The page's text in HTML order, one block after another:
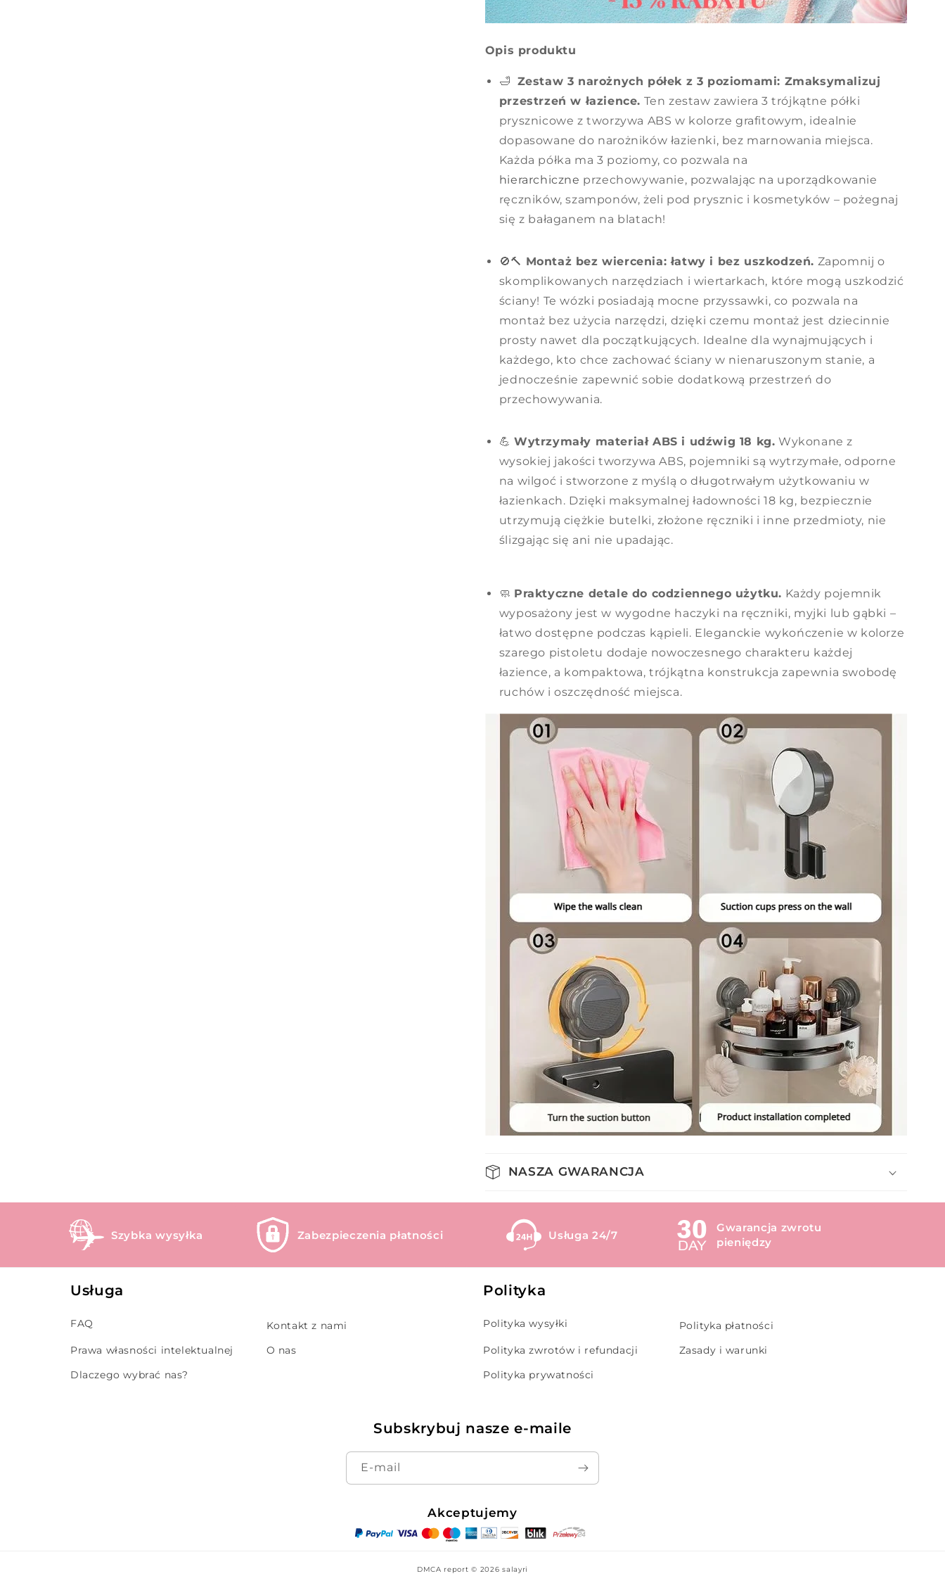
Opis produktu
🛁 Zestaw 3 narożnych półek z 3 poziomami: Zmaksymalizuj
przestrzeń w łazience. Ten zestaw zawiera 3 trójkątne półki
prysznicowe z tworzywa ABS w kolorze grafitowym, idealnie
dopasowane do narożników łazienki, bez marnowania miejsca.
Każda półka ma 3 poziomy, co pozwala na
hierarchiczne przechowywanie, pozwalając na uporządkowanie
ręczników, szamponów, żeli pod prysznic i kosmetyków – pożegnaj
się z bałaganem na blatach!
🚫🔨 Montaż bez wiercenia: łatwy i bez uszkodzeń. Zapomnij o
skomplikowanych narzędziach i wiertarkach, które mogą uszkodzić
ściany! Te wózki posiadają mocne przyssawki, co pozwala na
montaż bez użycia narzędzi, dzięki czemu montaż jest dziecinnie
prosty nawet dla początkujących. Idealne dla wynajmujących i
każdego, kto chce zachować ściany w nienaruszonym stanie, a
jednocześnie zapewnić sobie dodatkową przestrzeń do
przechowywania.
💪 Wytrzymały materiał ABS i udźwig 18 kg. Wykonane z
wysokiej jakości tworzywa ABS, pojemniki są wytrzymałe, odporne
na wilgoć i stworzone z myślą o długotrwałym użytkowaniu w
łazienkach. Dzięki maksymalnej ładowności 18 kg, bezpiecznie
utrzymują ciężkie butelki, złożone ręczniki i inne przedmioty, nie
ślizgając się ani nie upadając.
🧼 Praktyczne detale do codziennego użytku. Każdy pojemnik
wyposażony jest w wygodne haczyki na ręczniki, myjki lub gąbki –
łatwo dostępne podczas kąpieli. Eleganckie wykończenie w kolorze
szarego pistoletu dodaje nowoczesnego charakteru każdej
łazience, a kompaktowa, trójkątna konstrukcja zapewnia swobodę
ruchów i oszczędność miejsca.
NASZA GWARANCJA
Szybka wysyłka Zabezpieczenia płatności Usługa 24/7
Gwarancja zwrotu
pieniędzy
Usługa
FAQ
Kontakt z nami
Prawa własności intelektualnej
O nas
Dlaczego wybrać nas?
Polityka
Polityka wysyłki
Polityka płatności
Polityka zwrotów i refundacji
Zasady i warunki
Polityka prywatności
Subskrybuj nasze e-maile
E-mail
Akceptujemy
DMCA report © 2026salayri